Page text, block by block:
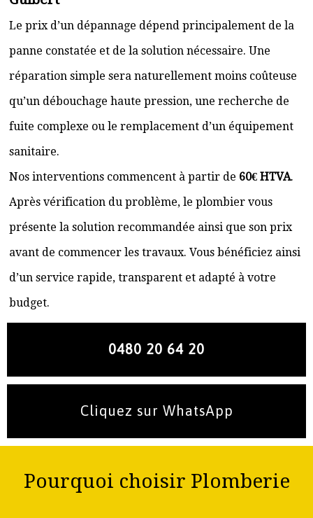
Le prix d’un dépannage dépend principalement de la
panne constatée et de la solution nécessaire. Une
réparation simple sera naturellement moins coûteuse
qu’un débouchage haute pression, une recherche de
fuite complexe ou le remplacement d’un équipement
sanitaire.
Nos interventions commencent à partir de 60€ HTVA.
Après vérification du problème, le plombier vous
présente la solution recommandée ainsi que son prix
avant de commencer les travaux. Vous bénéficiez ainsi
d’un service rapide, transparent et adapté à votre
budget.
0480 20 64 20
Cliquez sur WhatsApp
Pourquoi choisir Plomberie